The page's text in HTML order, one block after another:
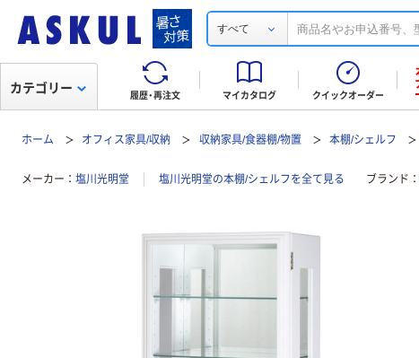
すべて
履歴・再注文 マイカタログ クイックオーダー
カテゴリー
ホーム オフィス家具/収納 収納家具/食器棚/物置 本棚/シェルフ
メーカー 塩川光明堂 塩川光明堂の本棚/シェルフを全て見る ブランド